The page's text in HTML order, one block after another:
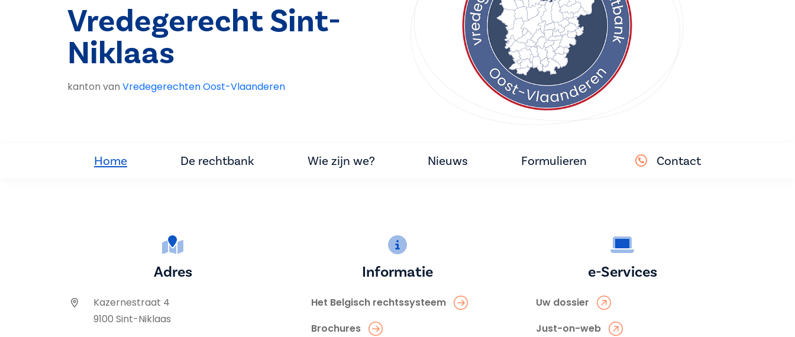
Vredegerecht Sint-
Niklaas
kanton van Vredegerechten Oost-Vlaanderen
Home De rechtbank Wie zijn we? Nieuws Formulieren Contact
Adres
Kazernestraat 4
9100 Sint-Niklaas
Informatie
Het Belgisch rechtssysteem
Brochures
e-Services
Uw dossier
Just-on-web